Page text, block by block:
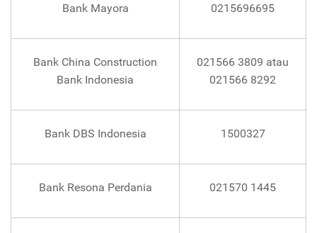
Bank Mayora 0215696695
Bank China Construction
Bank Indonesia
021566 3809 atau
021566 8292
Bank DBS Indonesia 1500327
Bank Resona Perdania 021570 1445